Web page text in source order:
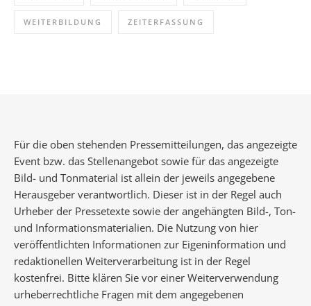
WEITERBILDUNG ZEITERFASSUNG
Für die oben stehenden Pressemitteilungen, das angezeigte
Event bzw. das Stellenangebot sowie für das angezeigte
Bild- und Tonmaterial ist allein der jeweils angegebene
Herausgeber verantwortlich. Dieser ist in der Regel auch
Urheber der Pressetexte sowie der angehängten Bild-, Ton-
und Informationsmaterialien. Die Nutzung von hier
veröffentlichten Informationen zur Eigeninformation und
redaktionellen Weiterverarbeitung ist in der Regel
kostenfrei. Bitte klären Sie vor einer Weiterverwendung
urheberrechtliche Fragen mit dem angegebenen